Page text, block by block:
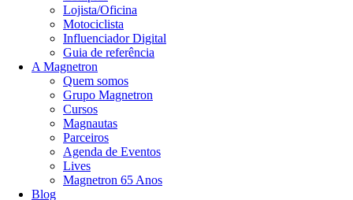
Lojista/Oficina
Motociclista
Influenciador Digital
Guia de referência
A Magnetron
Quem somos
Grupo Magnetron
Cursos
Magnautas
Parceiros
Agenda de Eventos
Lives
Magnetron 65 Anos
Blog